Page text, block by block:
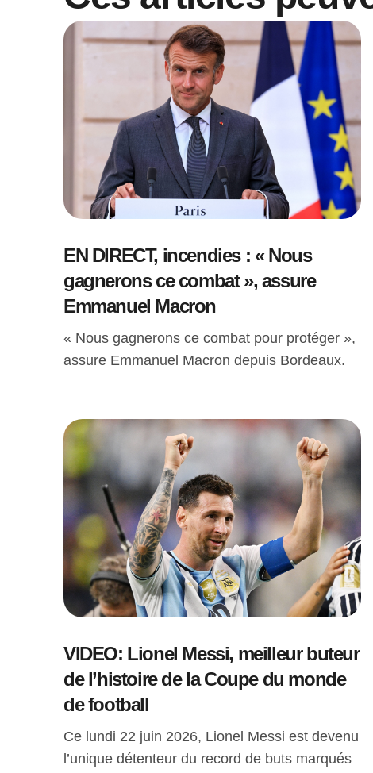
EN DIRECT, incendies : « Nous
gagnerons ce combat », assure
Emmanuel Macron
« Nous gagnerons ce combat pour protéger »,
assure Emmanuel Macron depuis Bordeaux.
VIDEO: Lionel Messi, meilleur buteur
de l’histoire de la Coupe du monde
de football
Ce lundi 22 juin 2026, Lionel Messi est devenu
l’unique détenteur du record de buts marqués